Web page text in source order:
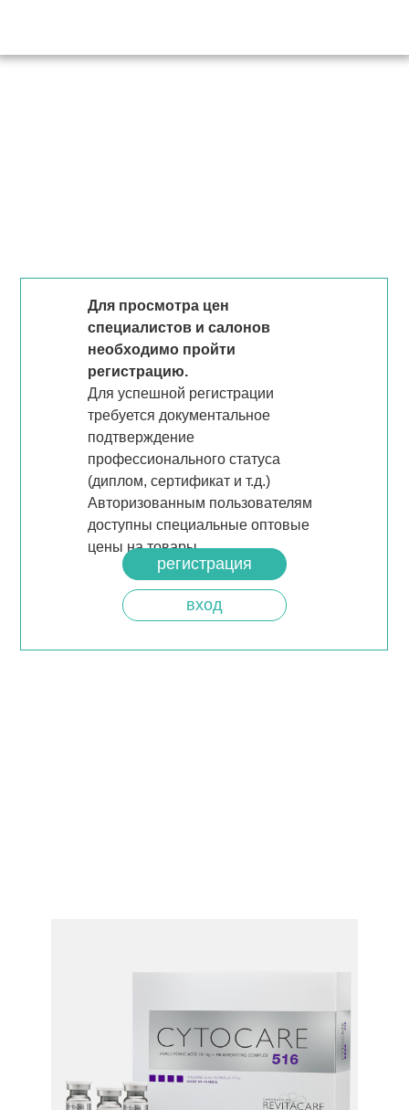
Для просмотра цен
специалистов и салонов
необходимо пройти
регистрацию.
Для успешной регистрации
требуется документальное
подтверждение
профессионального статуса
(диплом, сертификат и т.д.)
Авторизованным пользователям
доступны специальные оптовые
цены на товары.
регистрация
вход